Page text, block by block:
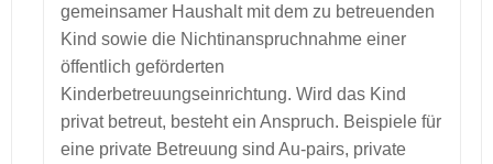
gemeinsamer Haushalt mit dem zu betreuenden
Kind sowie die Nichtinanspruchnahme einer
öffentlich geförderten
Kinderbetreuungseinrichtung. Wird das Kind
privat betreut, besteht ein Anspruch. Beispiele für
eine private Betreuung sind Au-pairs, private